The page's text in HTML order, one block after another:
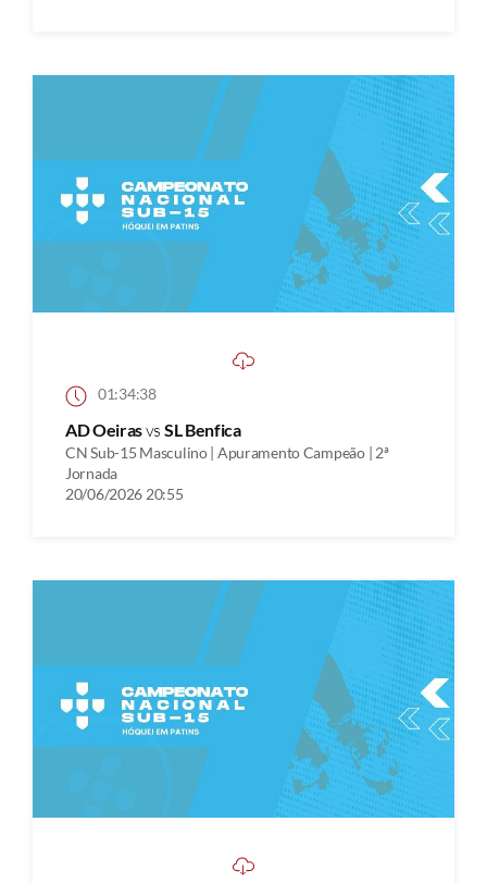
01:34:38
AD Oeirasvs SL Benfica
CN Sub-15 Masculino | Apuramento Campeão | 2ª
Jornada
20/06/2026 20:55